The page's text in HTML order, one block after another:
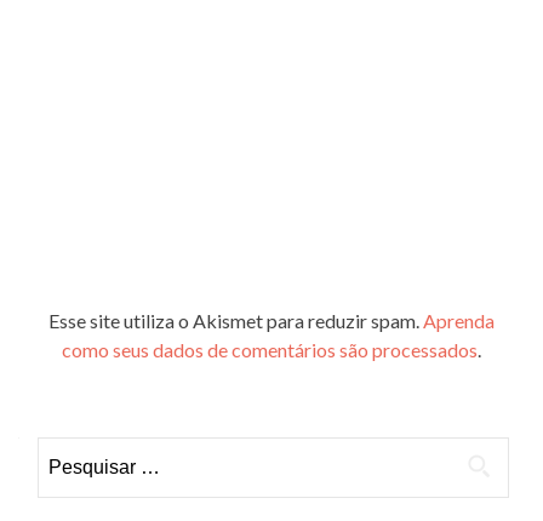
Esse site utiliza o Akismet para reduzir spam.Aprenda
como seus dados de comentários são processados.
por: